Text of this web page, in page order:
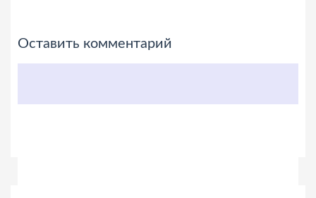
Оставить комментарий